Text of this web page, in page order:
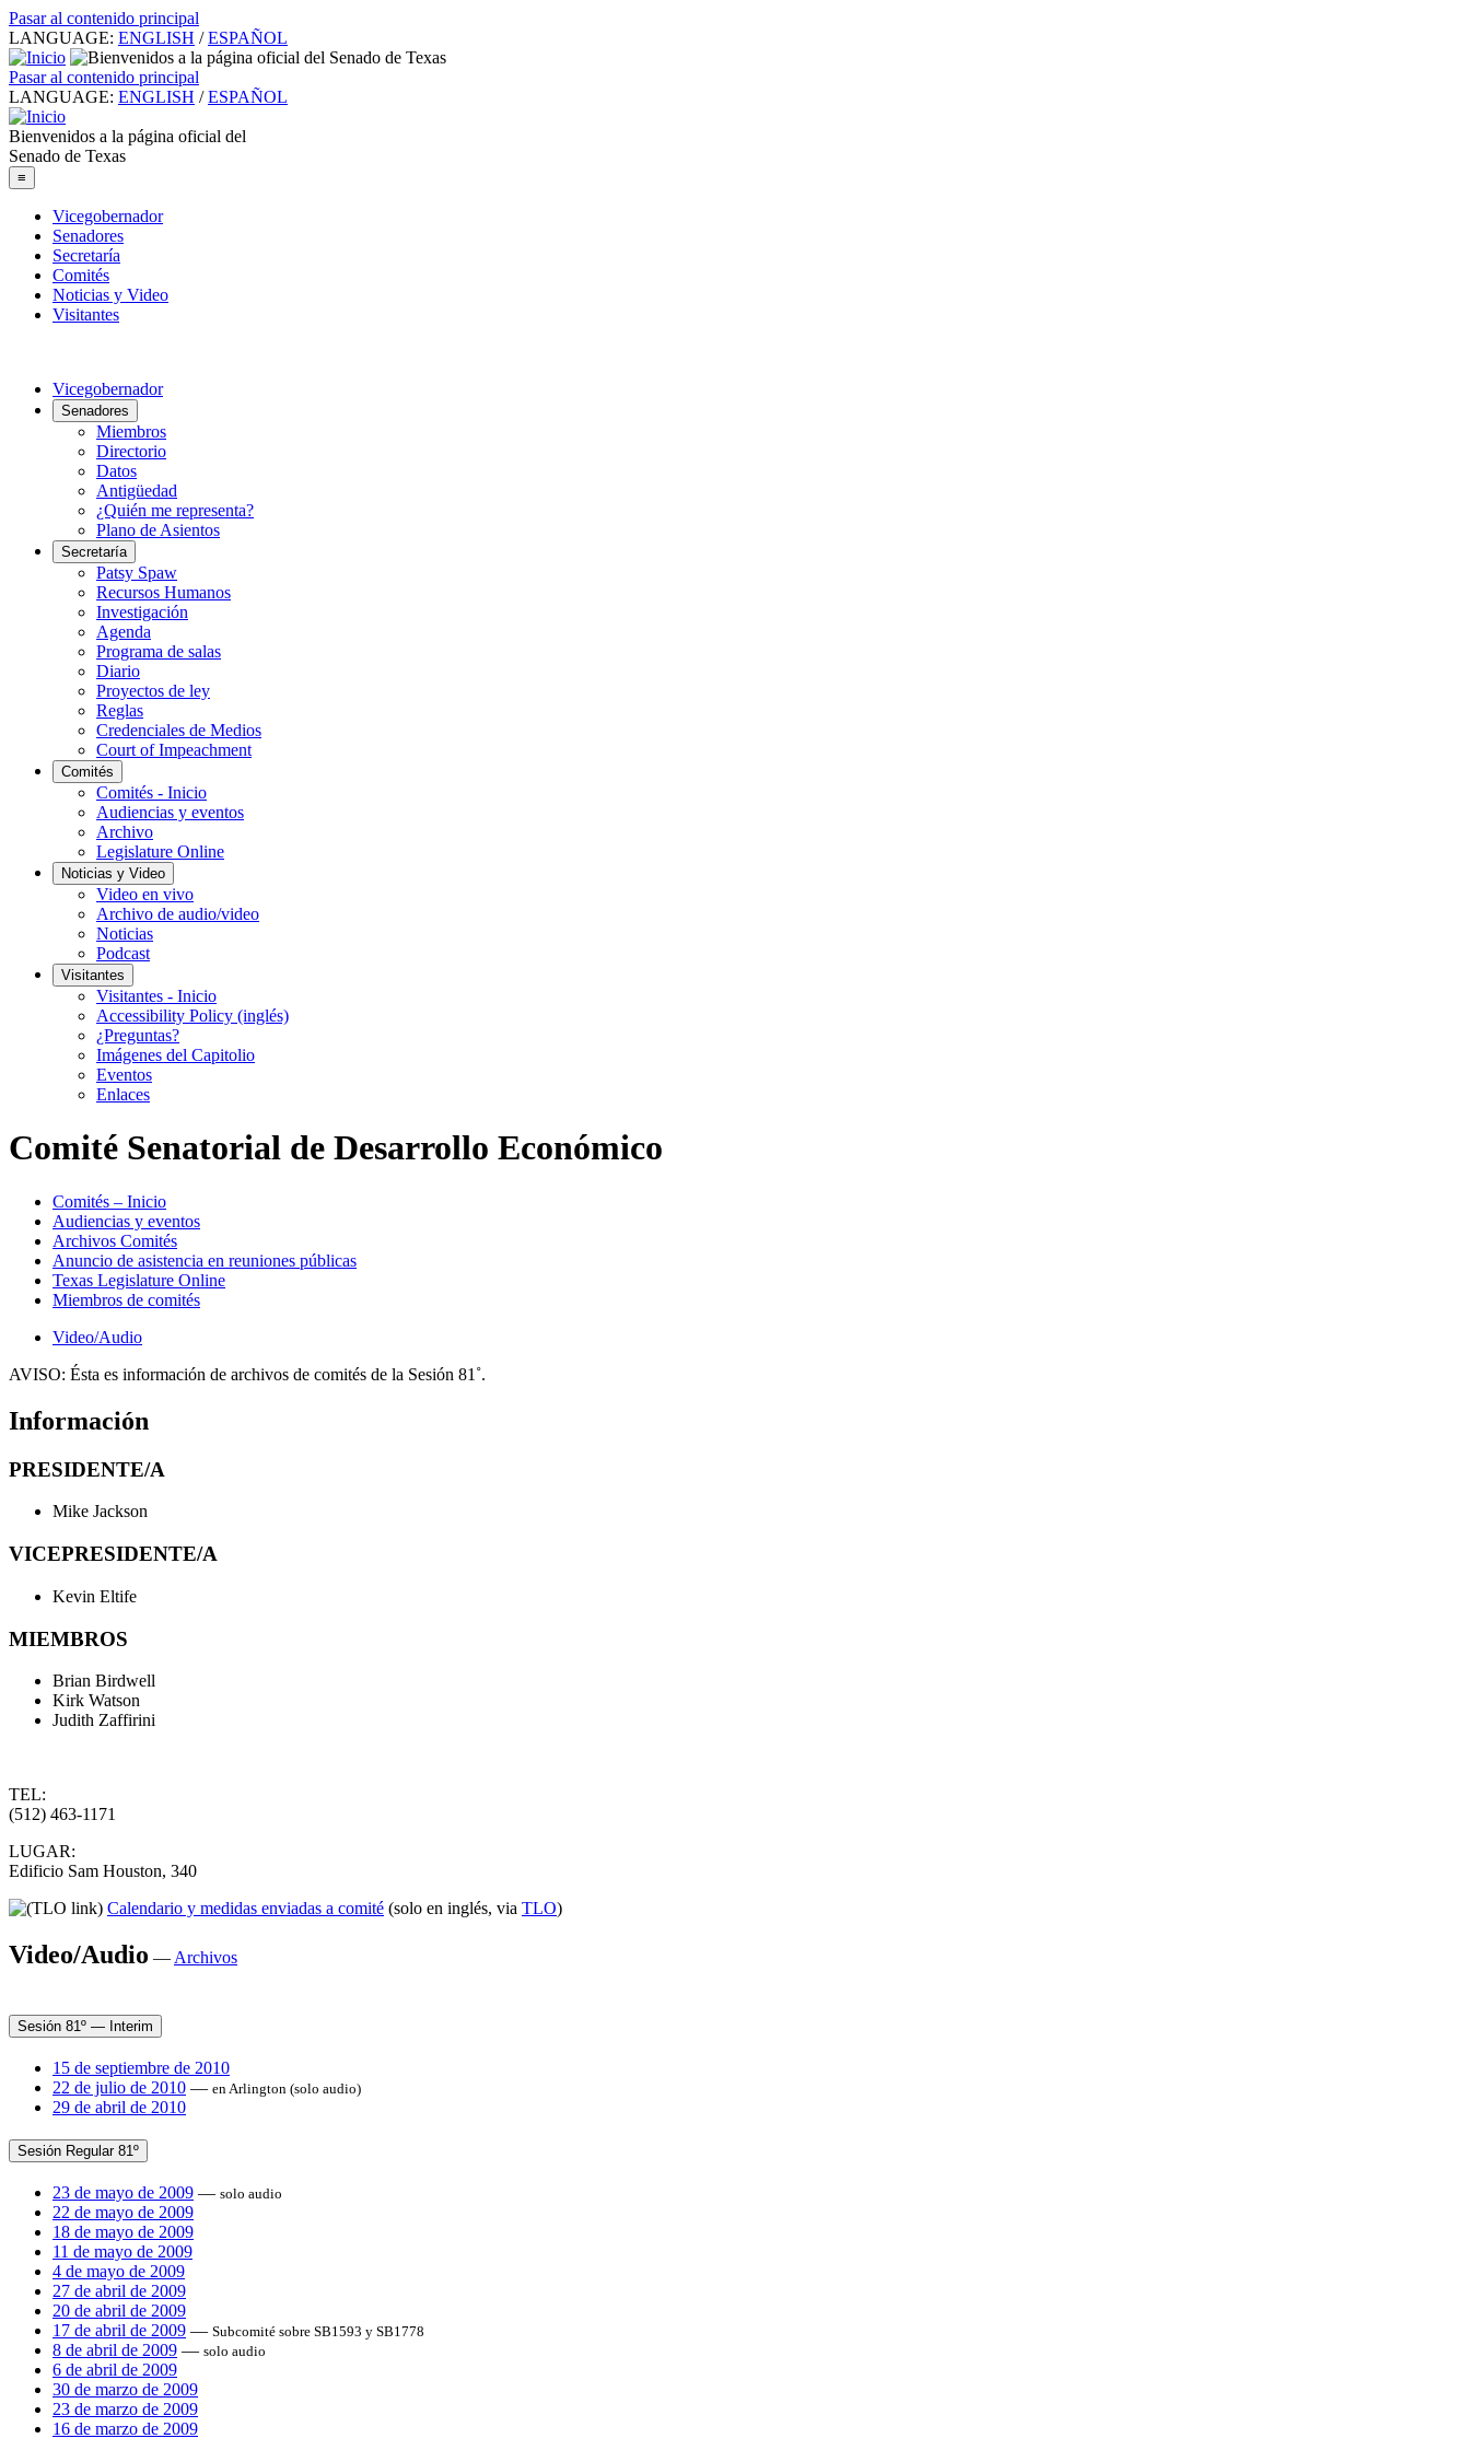
Pasar al contenido principal
LANGUAGE: ENGLISH / ESPAÑOL
Pasar al contenido principal
LANGUAGE: ENGLISH / ESPAÑOL
Bienvenidos a la página oficial del
Senado de Texas
≡
Vicegobernador
Senadores
Secretaría
Comités
Noticias y Video
Visitantes
Vicegobernador
Senadores
Miembros
Directorio
Datos
Antigüedad
¿Quién me representa?
Plano de Asientos
Secretaría
Patsy Spaw
Recursos Humanos
Investigación
Agenda
Programa de salas
Diario
Proyectos de ley
Reglas
Credenciales de Medios
Court of Impeachment
Comités
Comités - Inicio
Audiencias y eventos
Archivo
Legislature Online
Noticias y Video
Video en vivo
Archivo de audio/video
Noticias
Podcast
Visitantes
Visitantes - Inicio
Accessibility Policy (inglés)
¿Preguntas?
Imágenes del Capitolio
Eventos
Enlaces
Comité Senatorial de Desarrollo Económico
Comités – Inicio
Audiencias y eventos
Archivos Comités
Anuncio de asistencia en reuniones públicas
Texas Legislature Online
Miembros de comités
Video/Audio
AVISO: Ésta es información de archivos de comités de la Sesión 81˚.
Información
PRESIDENTE/A
Mike Jackson
VICEPRESIDENTE/A
Kevin Eltife
MIEMBROS
Brian Birdwell
Kirk Watson
Judith Zaffirini
TEL:
(512) 463-1171
LUGAR:
Edificio Sam Houston, 340
Calendario y medidas enviadas a comité (solo en inglés, via TLO)
Video/Audio — Archivos
Sesión 81º — Interim
15 de septiembre de 2010
22 de julio de 2010 — en Arlington (solo audio)
29 de abril de 2010
Sesión Regular 81º
23 de mayo de 2009 — solo audio
22 de mayo de 2009
18 de mayo de 2009
11 de mayo de 2009
4 de mayo de 2009
27 de abril de 2009
20 de abril de 2009
17 de abril de 2009 — Subcomité sobre SB1593 y SB1778
8 de abril de 2009 — solo audio
6 de abril de 2009
30 de marzo de 2009
23 de marzo de 2009
16 de marzo de 2009